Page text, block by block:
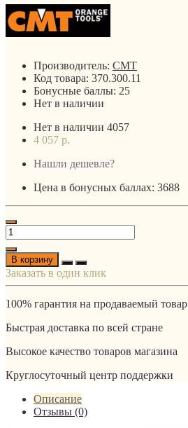
Производитель: CMT
Код товара: 370.300.11
Бонусные баллы: 25
Нет в наличии
Нет в наличии 4057
4 057 р.
Нашли дешевле?
Цена в бонусных баллах: 3688
В корзину
Заказать в один клик
100% гарантия на продаваемый товар
Быстрая доставка по всей стране
Высокое качество товаров магазина
Круглосуточный центр поддержки
Описание
Отзывы (0)